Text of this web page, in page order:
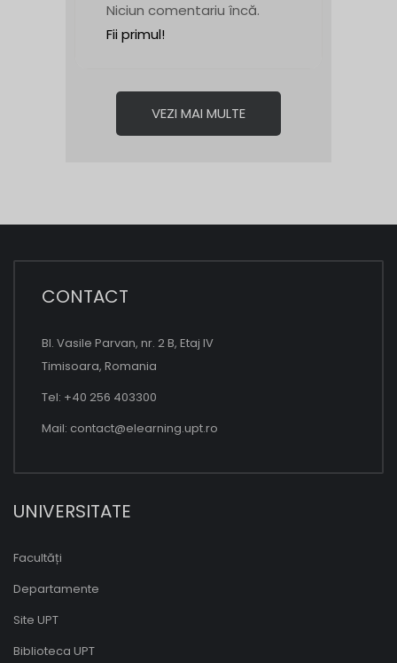
Niciun comentariu încă.
Fii primul!
VEZI MAI MULTE
CONTACT
Bl. Vasile Parvan, nr. 2 B, Etaj IV
Timisoara, Romania
Tel: +40 256 403300
Mail: contact@elearning.upt.ro
UNIVERSITATE
Facultăți
Departamente
Site UPT
Biblioteca UPT